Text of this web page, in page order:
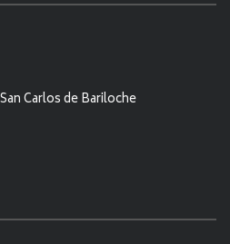
Carlos de Bariloche